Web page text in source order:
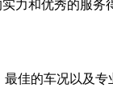
力和优秀的服务
佳的车况以及